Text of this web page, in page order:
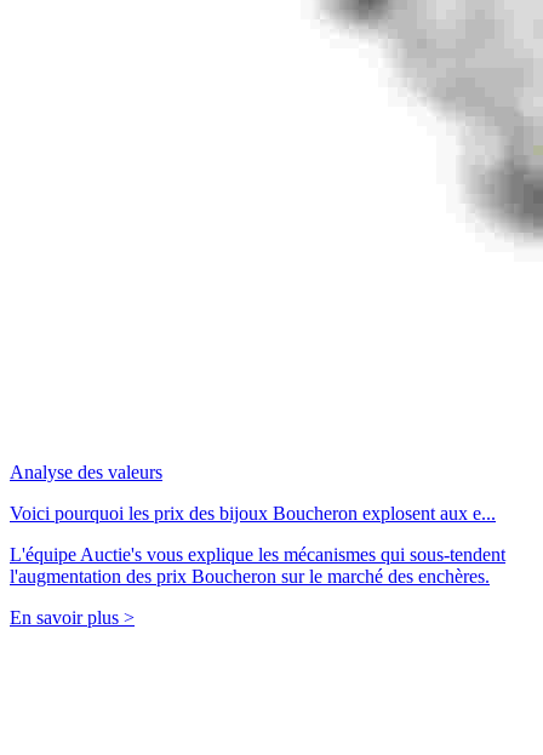
Analyse des valeurs
Voici pourquoi les prix des bijoux Boucheron explosent aux e...
L'équipe Auctie's vous explique les mécanismes qui sous-tendent
l'augmentation des prix Boucheron sur le marché des enchères.
En savoir plus >